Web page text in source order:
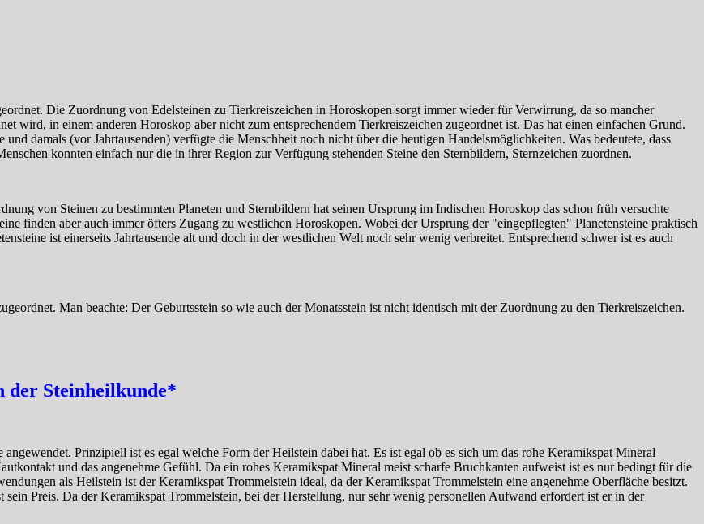
Die Zuordnung von Edelsteinen zu Tierkreiszeichen in Horoskopen sorgt immer wieder für Verwirrung, da so mancher
wird, in einem anderen Horoskop aber nicht zum entsprechendem Tierkreiszeichen zugeordnet ist. Das hat einen einfachen Grund.
damals (vor Jahrtausenden) verfügte die Menschheit noch nicht über die heutigen Handelsmöglichkeiten. Was bedeutete, dass
konnten einfach nur die in ihrer Region zur Verfügung stehenden Steine den Sternbildern, Sternzeichen zuordnen.
von Steinen zu bestimmten Planeten und Sternbildern hat seinen Ursprung im Indischen Horoskop das schon früh versuchte
finden aber auch immer öfters Zugang zu westlichen Horoskopen. Wobei der Ursprung der "eingepflegten" Planetensteine praktisch
ist einerseits Jahrtausende alt und doch in der westlichen Welt noch sehr wenig verbreitet. Entsprechend schwer ist es auch
Man beachte: Der Geburtsstein so wie auch der Monatsstein ist nicht identisch mit der Zuordnung zu den Tierkreiszeichen.
der Steinheilkunde*
Prinzipiell ist es egal welche Form der Heilstein dabei hat. Es ist egal ob es sich um das rohe Keramikspat Mineral
und das angenehme Gefühl. Da ein rohes Keramikspat Mineral meist scharfe Bruchkanten aufweist ist es nur bedingt für die
als Heilstein ist der Keramikspat Trommelstein ideal, da der Keramikspat Trommelstein eine angenehme Oberfläche besitzt.
Preis. Da der Keramikspat Trommelstein, bei der Herstellung, nur sehr wenig personellen Aufwand erfordert ist er in der